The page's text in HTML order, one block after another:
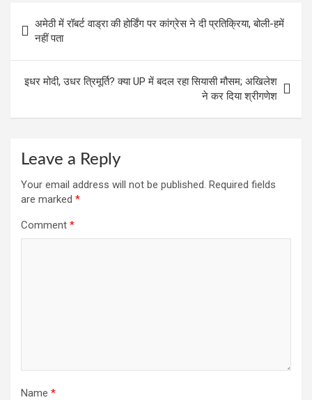
o
o
k
A
p
a
t
navigation
अमेठी में रॉबर्ट वाड्रा की होर्डिंग पर कांग्रेस ने दी प्रतिक्रिया, बोली-हमें
नहीं पता
इधर मोदी, उधर त्रिमूर्ति? क्या UP में बदल रहा सियासी मौसम; अखिलेश
ने कर दिया श्रीगणेश
Leave a Reply
Your email address will not be published. Required fields
are marked *
Comment *
Name *